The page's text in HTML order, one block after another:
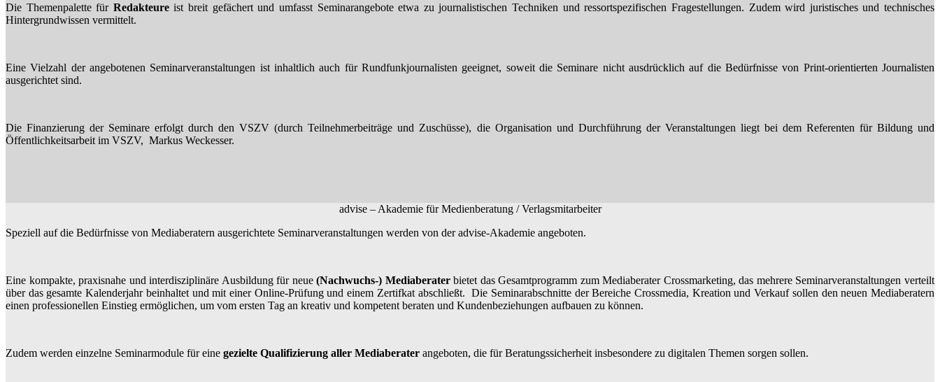
Die Themenpalette für Redakteureist breit gefächert und umfasst Seminarangebote etwa zu journalistischen Techniken und ressortspezifischen Fragestellungen. Zudem wird juristisches und technisches
Hintergrundwissen vermittelt.
Eine Vielzahl der angebotenen Seminarveranstaltungen ist inhaltlich auch für Rundfunkjournalisten geeignet, soweit die Seminare nicht ausdrücklich auf die Bedürfnisse von Print-orientierten Journalisten
ausgerichtet sind.
Die Finanzierung der Seminare erfolgt durch den VSZV (durch Teilnehmerbeiträge und Zuschüsse), die Organisation und Durchführung der Veranstaltungen liegt bei dem Referenten für Bildung und
Öffentlichkeitsarbeit im VSZV, Markus Weckesser.
advise – Akademie für Medienberatung / Verlagsmitarbeiter
Speziell auf die Bedürfnisse von Mediaberatern ausgerichtete Seminarveranstaltungen werden von der advise-Akademie angeboten.
Eine kompakte, praxisnahe und interdisziplinäre Ausbildung für neue(Nachwuchs-) Mediaberaterbietet das Gesamtprogramm zum Mediaberater Crossmarketing, das mehrere Seminarveranstaltungen verteilt
über das gesamte Kalenderjahr beinhaltet und mit einer Online-Prüfung und einem Zertifkat abschließt. Die Seminarabschnitte der Bereiche Crossmedia, Kreation und Verkauf sollen den neuen Mediaberatern
einen professionellen Einstieg ermöglichen, um vom ersten Tag an kreativ und kompetent beraten und Kundenbeziehungen aufbauen zu können.
Zudem werden einzelne Seminarmodule für eine gezielte Qualifizierung aller Mediaberater angeboten, die für Beratungssicherheit insbesondere zu digitalen Themen sorgen sollen.